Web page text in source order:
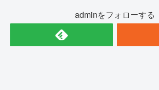
adminをフォローする